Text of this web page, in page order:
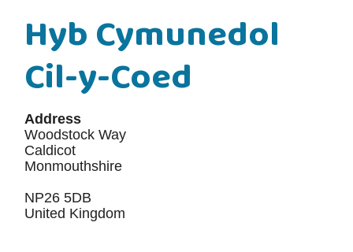
Hyb Cymunedol
Cil-y-Coed
Address
Woodstock Way
Caldicot
Monmouthshire
NP26 5DB
United Kingdom